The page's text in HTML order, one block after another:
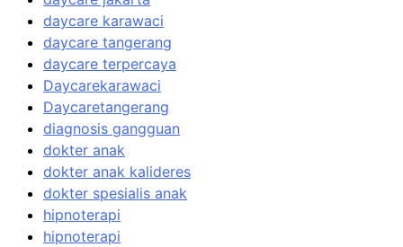
daycare karawaci
daycare tangerang
daycare terpercaya
Daycarekarawaci
Daycaretangerang
diagnosis gangguan
dokter anak
dokter anak kalideres
dokter spesialis anak
hipnoterapi
hipnoterapi